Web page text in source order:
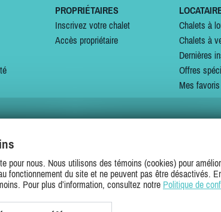
PROPRIÉTAIRES
Inscrivez votre chalet
Accès propriétaire
Chalets à
Chalets à
Dernières
Offres
Mes favoris
SUIVEZ-NOUS SUR
pour nous. Nous utilisons des témoins (cookies) pour
fonctionnement du site et ne peuvent pas être désactivés.
Pour plus d’information, consultez notre Politique de